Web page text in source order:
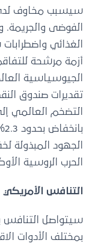
سيسبب مخاوف لدى
الفوضى والجريمة.
الغذائي
أزمة مرشحة
الجيوسياسية
تقديرات صندوق
الجهود المبذولة
الحرب الروسية
التنافس
سيتواصل التنافس
بمختلف الأدوات